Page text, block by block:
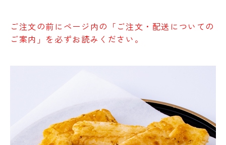
ご注文の前にページ内の「ご注文・配送についての
ご案内」 を必ずお読みください。